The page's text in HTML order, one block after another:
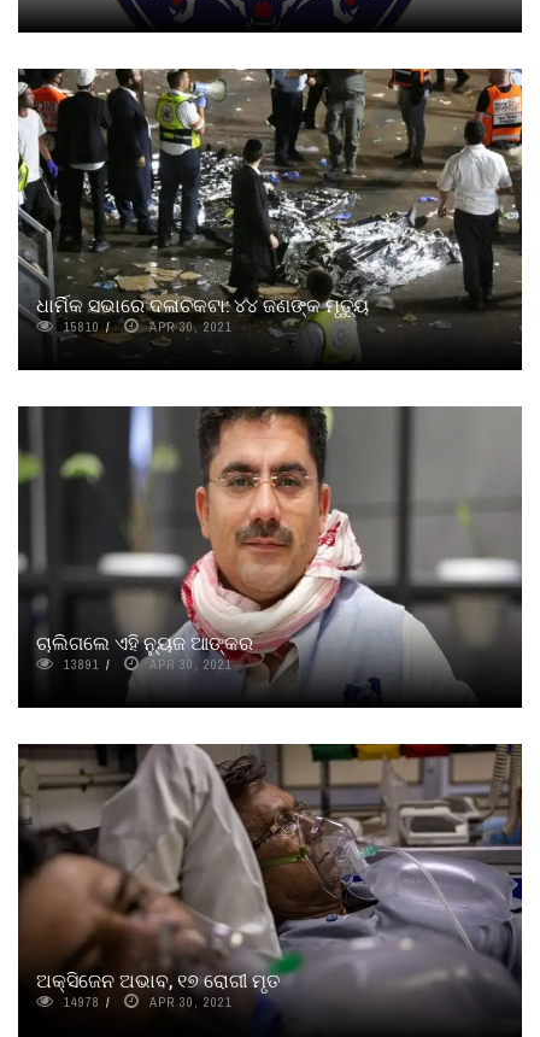
ଧାର୍ମିକ ସଭାରେ ଦଳାଚକଟା: ୪୪ ଜଣଙ୍କ ମୃତ୍ୟୁ
15810 APR 30, 2021
ଚାଲିଗଲେ ଏହି ନୁ୍ୟଜ ଆଙ୍କର
13891 APR 30, 2021
ଅକ୍ସିଜେନ ଅଭାବ, ୧୭ ରୋଗୀ ମୃତ
14978 APR 30, 2021